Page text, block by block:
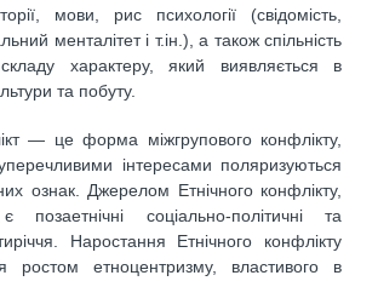
мо­ви, рис психології (свідомість,
менталітет і т.ін.), а також спільність
складу характеру, який виявляється в
та побуту.
— це форма міжгрупового конфлікту,
інтересами поляризуються
ознак. Джерелом Етнічного конфлікту,
соціально-політичні та
Наростання Етнічного конфлікту
ростом етноцентризму, властивого в